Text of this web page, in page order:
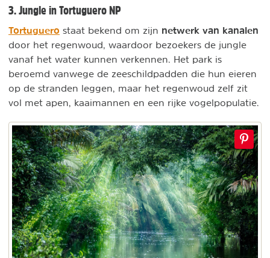
3. Jungle in Tortuguero NP
Tortuguero staat bekend om zijn netwerk van kanalen
door het regenwoud, waardoor bezoekers de jungle
vanaf het water kunnen verkennen. Het park is
beroemd vanwege de zeeschildpadden die hun eieren
op de stranden leggen, maar het regenwoud zelf zit
vol met apen, kaaimannen en een rijke vogelpopulatie.